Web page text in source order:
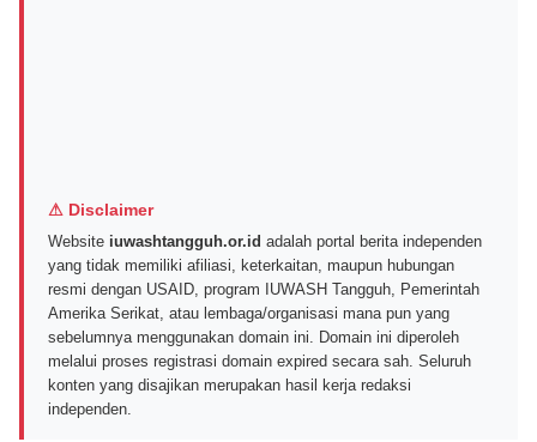
⚠ Disclaimer
Website iuwashtangguh.or.id adalah portal berita independen
yang tidak memiliki afiliasi, keterkaitan, maupun hubungan
resmi dengan USAID, program IUWASH Tangguh, Pemerintah
Amerika Serikat, atau lembaga/organisasi mana pun yang
sebelumnya menggunakan domain ini. Domain ini diperoleh
melalui proses registrasi domain expired secara sah. Seluruh
konten yang disajikan merupakan hasil kerja redaksi
independen.